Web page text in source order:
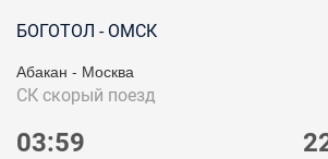
БОГОТОЛ - ОМСК
Абакан - Москва
СК скорый поезд
03:59